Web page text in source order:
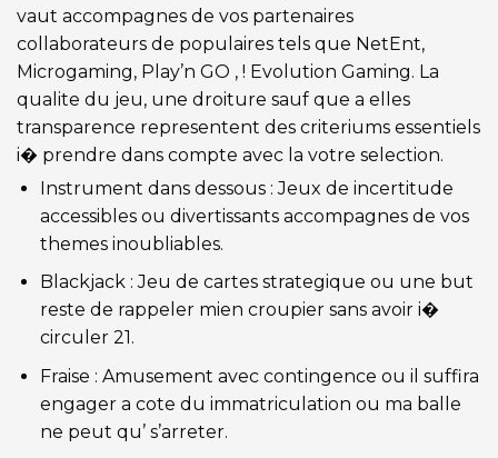
vaut accompagnes de vos partenaires
collaborateurs de populaires tels que NetEnt,
Microgaming, Play’n GO , ! Evolution Gaming. La
qualite du jeu, une droiture sauf que a elles
transparence representent des criteriums essentiels
i� prendre dans compte avec la votre selection.
Instrument dans dessous : Jeux de incertitude
accessibles ou divertissants accompagnes de vos
themes inoubliables.
Blackjack : Jeu de cartes strategique ou une but
reste de rappeler mien croupier sans avoir i�
circuler 21.
Fraise : Amusement avec contingence ou il suffira
engager a cote du immatriculation ou ma balle
ne peut qu’ s’arreter.